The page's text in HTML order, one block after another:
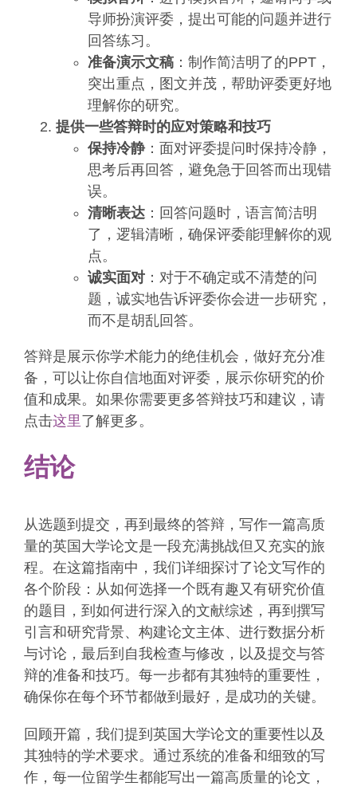
导师扮演评委，提出可能的问题并进行
回答练习。
准备演示文稿 ：制作简洁明了的PPT，
突出重点，图文并茂，帮助评委更好地
理解你的研究。
提供一些答辩时的应对策略和技巧
保持冷静：面对评委提问时保持冷静，
思考后再回答，避免急于回答而出现错
误。
清晰表达 ：回答问题时，语言简洁明
了，逻辑清晰，确保评委能理解你的观
点。
诚实面对 ：对于不确定或不清楚的问
题，诚实地告诉评委你会进一步研究，
而不是胡乱回答。
答辩是展示你学术能力的绝佳机会，做好充分准
备，可以让你自信地面对评委，展示你研究的价
值和成果。如果你需要更多答辩技巧和建议，请
点击这里了解更多。
结论
从选题到提交，再到最终的答辩，写作一篇高质
量的英国大学论文是一段充满挑战但又充实的旅
程。在这篇指南中，我们详细探讨了论文写作的
各个阶段：从如何选择一个既有趣又有研究价值
的题目，到如何进行深入的文献综述，再到撰写
引言和研究背景、构建论文主体、进行数据分析
与讨论，最后到自我检查与修改，以及提交与答
辩的准备和技巧。每一步都有其独特的重要性，
确保你在每个环节都做到最好，是成功的关键。
回顾开篇，我们提到英国大学论文的重要性以及
其独特的学术要求。通过系统的准备和细致的写
作，每一位留学生都能写出一篇高质量的论文，